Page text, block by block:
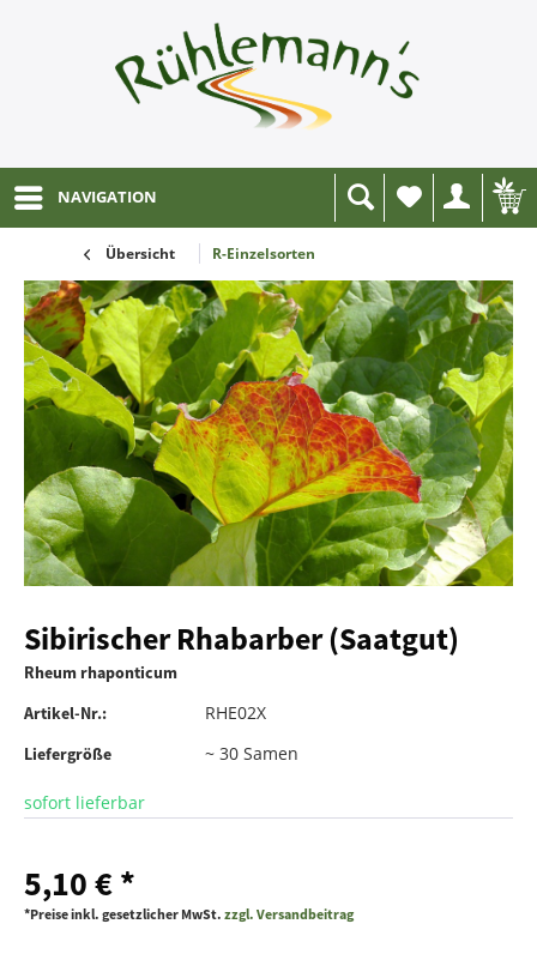
NAVIGATION
Wunschliste
Übersicht R-Einzelsorten
Sibirischer Rhabarber (Saatgut)
Rheum rhaponticum
Artikel-Nr.:
RHE02X
Liefergröße ~ 30 Samen
sofort lieferbar
5,10 € *
*Preise inkl. gesetzlicher MwSt. zzgl. Versandbeitrag